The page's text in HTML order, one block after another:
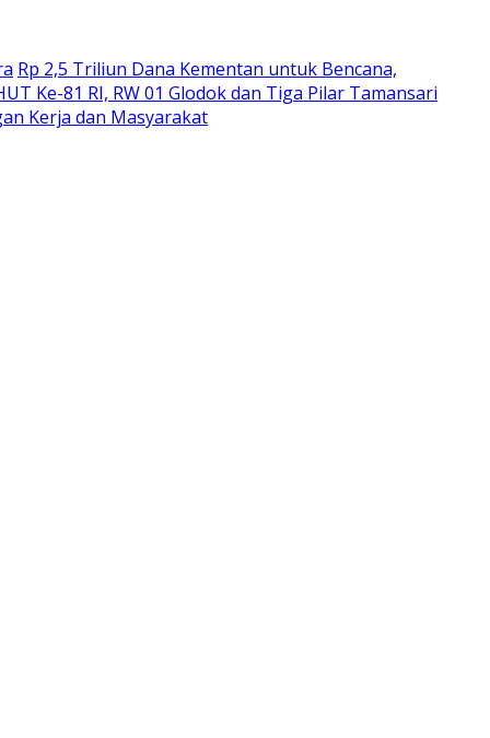
Rp 2,5 Triliun Dana Kementan untuk Bencana,
Ke-81 RI, RW 01 Glodok dan Tiga Pilar Tamansari
Kerja dan Masyarakat